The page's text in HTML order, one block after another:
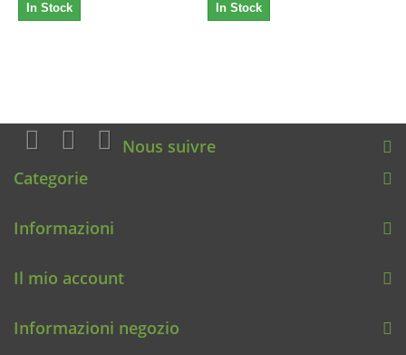
In Stock In Stock
Nous suivre
Categorie
Informazioni
Il mio account
Informazioni negozio